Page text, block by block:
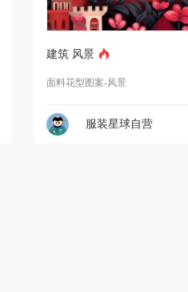
建筑 风景
面料花型图案-风景
服装星球自营